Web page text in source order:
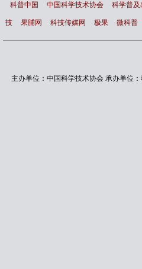
科普中国 中国科学技术协会 科学普及
技 果脯网 科技传媒网 极果 微科普
主办单位：中国科学技术协会 承办单位